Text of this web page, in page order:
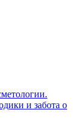
и забота о